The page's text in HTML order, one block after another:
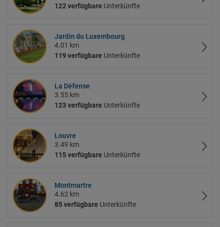
122 verfügbare Unterkünfte
Jardin du Luxembourg
4.01 km
119 verfügbare Unterkünfte
La Défense
3.55 km
123 verfügbare Unterkünfte
Louvre
3.49 km
115 verfügbare Unterkünfte
Montmartre
4.62 km
85 verfügbare Unterkünfte